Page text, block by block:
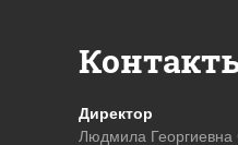
Директор
Людмила